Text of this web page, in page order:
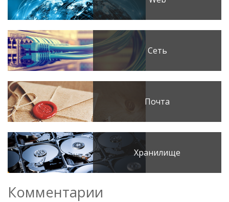
Сеть
Почта
Хранилище
Комментарии